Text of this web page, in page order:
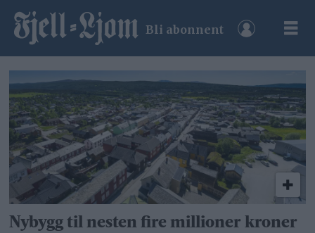
Bli abonnent
Tag:
mai
2026
Nybygg til nesten fire millioner kroner